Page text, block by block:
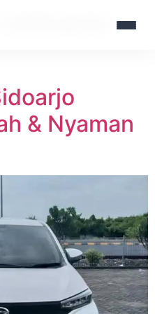
& Nyaman